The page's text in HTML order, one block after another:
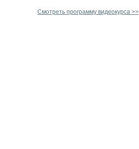
Смотреть программу видеокурса >>